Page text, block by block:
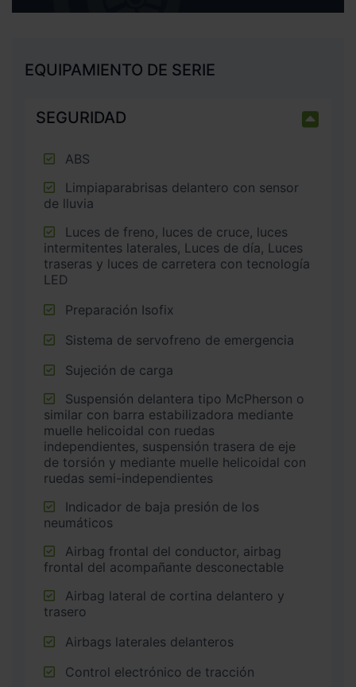
EQUIPAMIENTO DE SERIE
SEGURIDAD
ABS
de lluvia
intermitentes laterales, Luces de día, Luces
traseras y luces de carretera con tecnología
LED
Preparación Isofix
Sistema de servofreno de emergencia
Sujeción de carga
similar con barra estabilizadora mediante
muelle helicoidal con ruedas
independientes, suspensión trasera de eje
de torsión y mediante muelle helicoidal con
ruedas semi-independientes
neumáticos
frontal del acompañante desconectable
trasero
Airbags laterales delanteros
Control electrónico de tracción